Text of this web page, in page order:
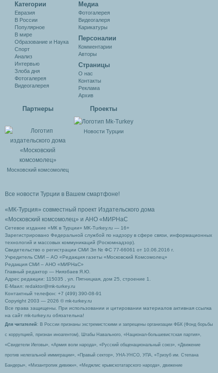
Категории
Евразия
В России
Популярное
В мире
Образование и Наука
Спорт
Анализ
Интервью
Злоба дня
Фотогалерея
Видеогалерея
Медиа
Фотогалерея
Видеогалеря
Карикатуры
Персоналии
Комментарии
Авторы
Cтраницы
О нас
Контакты
Реклама
Архив
Партнеры
Московский комсомолец
Проекты
Новости Турции
Все новости Турции в Вашем смартфоне!
«МК-Турция» совместный проект Издательского дома
«Московский комсомолец» и АНО «МИРНаС
Сетевое издание «МК в Турции» MK-Turkey.ru — 16+
Зарегистрировано Федеральной службой по надзору в сфере связи, информационных
технологий и массовых коммуникаций (Роскомнадзор).
Свидетельство о регистрации СМИ Эл № ФС 77-66061 от 10.06.2016 г.
Учредитель СМИ – АО «Редакция газеты «Московский Комсомолец»
Редакция СМИ – АНО «МИРНаС»
Главный редактор — Ниязбаев Я.Ю.
Адрес редакции: 115035 , ул. Пятницкая, дом 25, строение 1.
Е-Маил: redaktor@mk-turkey.ru
Контактный телефон: +7 (499) 390-08-91
Copyright 2003 — 2026 © mk-turkey.ru
Все права защищены. При использовании и цитировании материалов активная ссылка
на сайт mk-turkey.ru обязательна!
Для читателей : В России признаны экстремистскими и запрещены организации ФБК (Фонд борьбы
с коррупцией, признан иноагентом), Штабы Навального, «Национал-большевистская партия»,
«Свидетели Иеговы», «Армия воли народа», «Русский общенациональный союз», «Движение
против нелегальной иммиграции», «Правый сектор», УНА-УНСО, УПА, «Тризуб им. Степана
Бандеры», «Мизантропик дивижн», «Меджлис крымскотатарского народа», движение